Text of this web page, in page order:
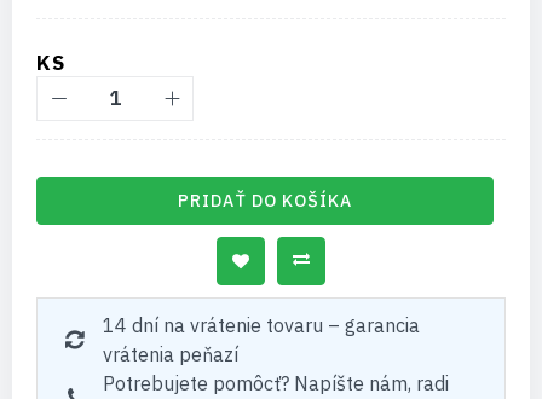
KS
PRIDAŤ DO KOŠÍKA
14 dní na vrátenie tovaru – garancia
vrátenia peňazí
Potrebujete pomôcť? Napíšte nám, radi